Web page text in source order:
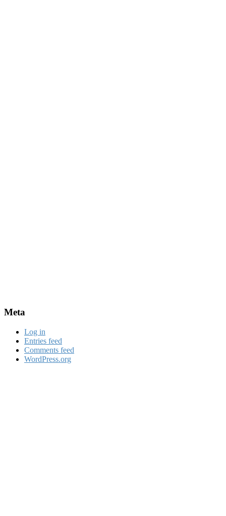
Meta
Log in
Entries feed
Comments feed
WordPress.org